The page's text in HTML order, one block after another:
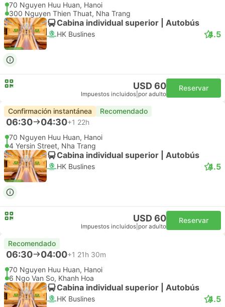
70 Nguyen Huu Huan, Hanoi
300 Nguyen Thien Thuat, Nha Trang
Cabina individual superior | Autobús
HK Buslines 4.5
USD 60
Impuestos incluidos por adulto
Reservar
Confirmación instantánea Recomendado
06:30 04:30+1 22h
70 Nguyen Huu Huan, Hanoi
4 Yersin Street, Nha Trang
Cabina individual superior | Autobús
HK Buslines 4.5
USD 60
Impuestos incluidos por adulto
Reservar
Recomendado
06:30 04:00+1 21h 30m
70 Nguyen Huu Huan, Hanoi
6 Ngo Van So, Khanh Hoa
Cabina individual superior | Autobús
HK Buslines 4.5